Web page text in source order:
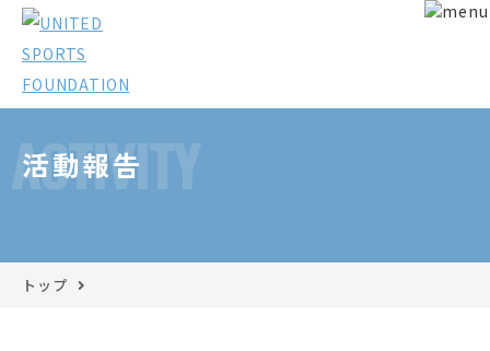
ACTIVITY
活動報告
トップ